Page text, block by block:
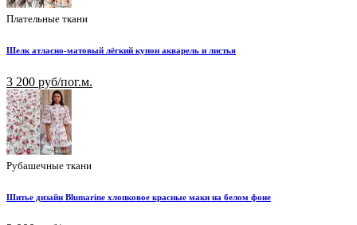
Плательные ткани
Шелк атласно-матовый лёгкий купон акварель и листья
3 200 руб/пог.м.
Рубашечные ткани
Шитье дизайн Blumarine хлопковое красные маки на белом фоне